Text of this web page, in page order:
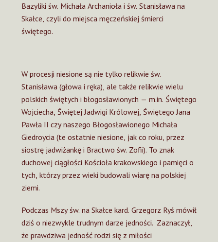
Bazyliki św. Michała Archanioła i św. Stanisława na
Skałce, czyli do miejsca męczeńskiej śmierci
świętego.
W procesji niesione są nie tylko relikwie św.
Stanisława (głowa i ręka), ale także relikwie wielu
polskich świętych i błogosławionych — m.in. Świętego
Wojciecha Świętej Jadwigi Królowej Świętego Jana
Pawła II czy naszego Błogosławionego Michała
Giedroycia (te ostatnie niesione, jak co roku, przez
siostrę jadwiżankę i Bractwo św. Zofii). To znak
duchowej ciągłości Kościoła krakowskiego i pamięci o
tych, którzy przez wieki budowali wiarę na polskiej
ziemi.
Podczas Mszy św. na Skałce kard. Grzegorz Ryś mówił
dziś o niezwykle trudnym darze jedności. Zaznaczył,
że prawdziwa jedność rodzi się z miłości